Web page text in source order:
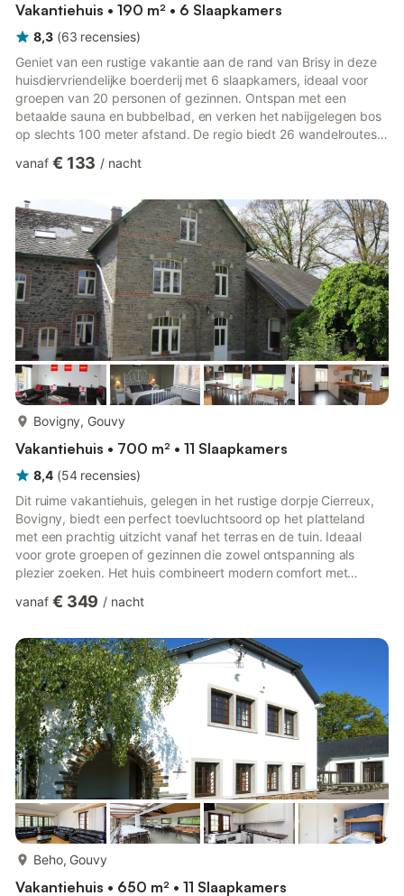
Vakantiehuis • 190 m² • 6 Slaapkamers
8,3 (63 recensies)
Geniet van een rustige vakantie aan de rand van Brisy in deze
huisdiervriendelijke boerderij met 6 slaapkamers, ideaal voor
groepen van 20 personen of gezinnen. Ontspan met een
betaalde sauna en bubbelbad, en verken het nabijgelegen bos
op slechts 100 meter afstand. De regio biedt 26 wandelroutes
zwemmen. Fietsverhuur bij Houffabike (8 km) biedt
op 5 km afstand**, met supermarkten en restaurants op 8 km
van de boerderij. Binnen kunt u ontspannen bij de open haard
of koken ...
vanaf € 133 / nacht
Bovigny, Gouvy
Vakantiehuis • 700 m² • 11 Slaapkamers
8,4 (54 recensies)
Dit ruime vakantiehuis, gelegen in het rustige dorpje Cierreux,
Bovigny, biedt een perfect toevluchtsoord op het platteland
met een prachtig uitzicht vanaf het terras en de tuin. Ideaal
voor grote groepen of gezinnen die zowel ontspanning als
plezier zoeken. Het huis combineert modern comfort met
vindt u een gezellige woonkamer met een open haard, tv en
ontworpen om eenvoudig maaltijden te bereiden. Meerdere
slaapkamers hebben een eigen badkamer met douche of bad,
waard...
vanaf € 349 / nacht
Beho, Gouvy
Vakantiehuis • 650 m² • 11 Slaapkamers